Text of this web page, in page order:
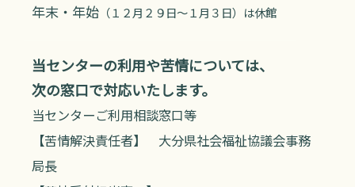
年末・年始 （１２月２９日～１月３日）は休館
当センターの利用や苦情については、
次の窓口で対応いたします。
当センターご利用相談窓口等
【苦情解決責任者】 大分県社会福祉協議会事務
局長